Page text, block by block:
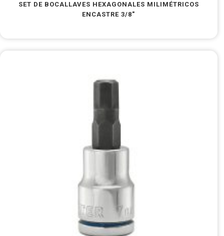
SET DE BOCALLAVES HEXAGONALES MILIMÉTRICOS
ENCASTRE 3/8″